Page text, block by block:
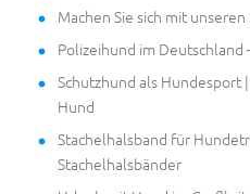
Machen Sie sich mit
Polizeihund im Deutschland
Schutzhund als Hundesport
Hund
Stachelhalsband für
Stachelhalsbänder